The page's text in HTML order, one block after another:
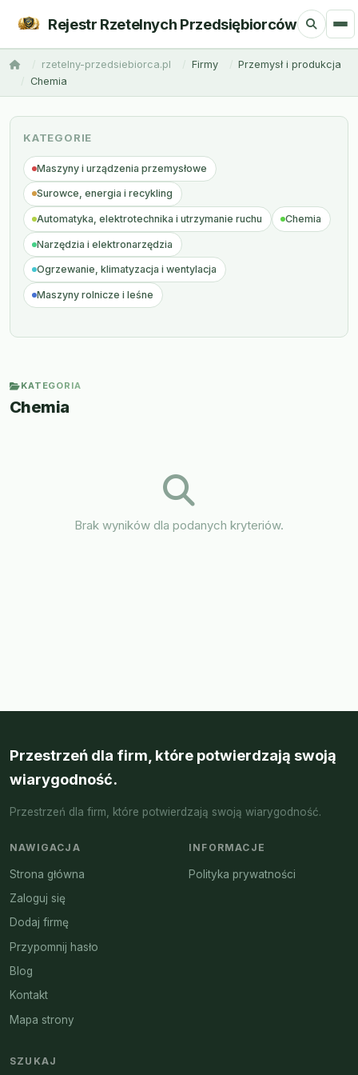
Rejestr Rzetelnych Przedsiębiorców
rzetelny-przedsiebiorca.pl Firmy
Przemysł i produkcja
Chemia
KATEGORIE
Maszyny i urządzenia przemysłowe
Surowce, energia i recykling
Automatyka, elektrotechnika i utrzymanie ruchu Chemia
Narzędzia i elektronarzędzia
Ogrzewanie, klimatyzacja i wentylacja
Maszyny rolnicze i leśne
KATEGORIA
Chemia
Brak wyników dla podanych kryteriów.
Przestrzeń dla firm, które potwierdzają swoją
wiarygodność.
Przestrzeń dla firm, które potwierdzają swoją wiarygodność.
NAWIGACJA
Strona główna
Zaloguj się
Dodaj firmę
Przypomnij hasło
Blog
Kontakt
Mapa strony
INFORMACJE
Polityka prywatności
SZUKAJ